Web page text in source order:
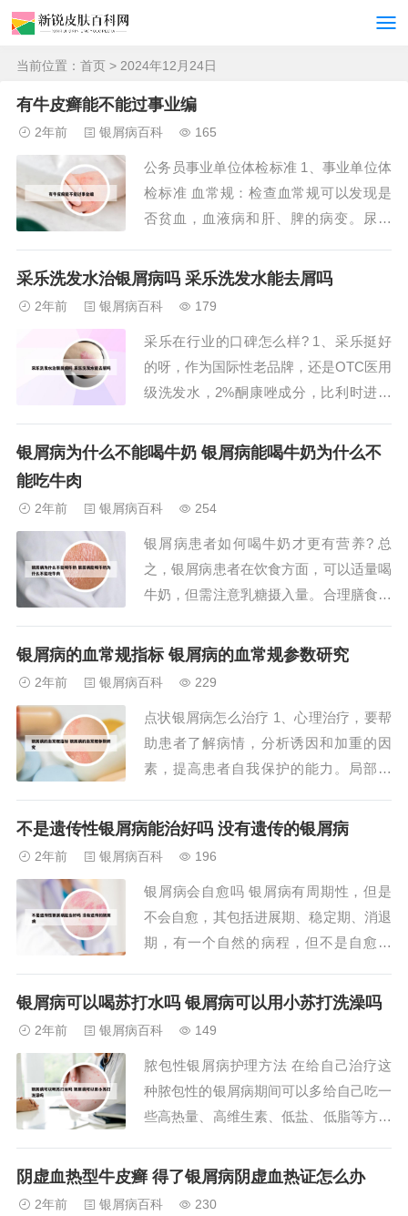
当前位置： 首页 > 2024年12月24日
有牛皮癣能不能过事业编
2年前 银屑病百科 165
公务员事业单位体检标准 1、事业单位体
检标准 血常规：检查血常规可以发现是
否贫血，血液病和肝、脾的病变。尿常
发现，也是肾脏或尿路疾病的第一个指
就是看下皮肤、甲状腺、四肢关节、外生
殖器有无异常。...
采乐洗发水治银屑病吗 采乐洗发水能去屑吗
2年前 银屑病百科 179
采乐在行业的口碑怎么样? 1、采乐挺好
的呀，作为国际性老品牌，还是OTC医用
级洗发水，2%酮康唑成分，比利时进口
在行业有不错知名度。我也是在朋友的推
发，很好用。2、采乐的行业口碑挺不错
的，专业级...
银屑病为什么不能喝牛奶 银屑病能喝牛奶为什么不
能吃牛肉
2年前 银屑病百科 254
银屑病患者如何喝牛奶才更有营养? 总
之，银屑病患者在饮食方面，可以适量喝
牛奶，但需注意乳糖摄入量。合理膳食、
控制病情，促进康复。希望您早日康复，
对病情有帮助，且是补充营养的好选择。
牛皮癣患者可...
银屑病的血常规指标 银屑病的血常规参数研究
2年前 银屑病百科 229
点状银屑病怎么治疗 1、心理治疗，要帮
助患者了解病情，分析诱因和加重的因
素，提高患者自我保护的能力。局部治
类固醇激素的外用药，如卡泊三醇软膏、
红色丘疹，并不需要单纯进行治疗。如果
患者已经确诊为...
不是遗传性银屑病能治好吗 没有遗传的银屑病
2年前 银屑病百科 196
银屑病会自愈吗 银屑病有周期性，但是
不会自愈，其包括进展期、稳定期、消退
期，有一个自然的病程，但不是自愈周
否自愈因人而异，具体情况如下：症状较
药物治疗。首先要明白银屑病是不会自愈
的。虽然临床上...
银屑病可以喝苏打水吗 银屑病可以用小苏打洗澡吗
2年前 银屑病百科 149
脓包性银屑病护理方法 在给自己治疗这
种脓包性的银屑病期间可以多给自己吃一
些高热量、高维生素、低盐、低脂等方面
才是最好的，同时也需要在治疗疾病的时
阴虚血热型牛皮癣 得了银屑病阴虚血热证怎么办
2年前 银屑病百科 230